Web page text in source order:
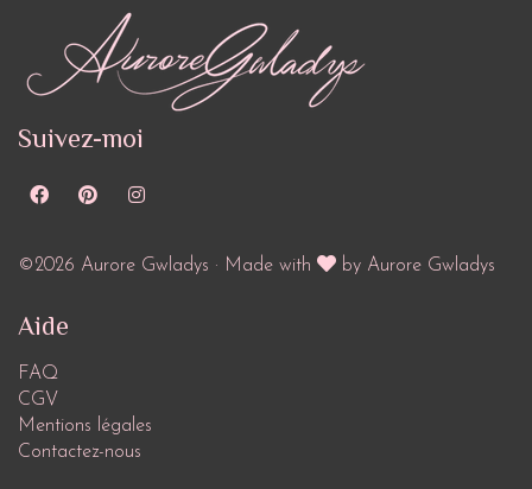
Suivez-moi
©2026 Aurore Gwladys · Made with by Aurore Gwladys
Aide
FAQ
CGV
Mentions légales
Contactez-nous